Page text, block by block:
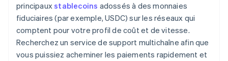
principauxstablecoins adossés à des monnaies
fiduciaires (par exemple, USDC) sur les réseaux qui
comptent pour votre profil de coût et de vitesse.
Recherchez un service de support multichaîne afin que
vous puissiez acheminer les paiements rapidement et